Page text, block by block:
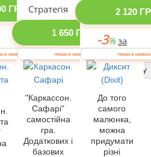
ГРН Стратегія
1 650 ГРН
-3% за
реєстрацію
2 120
-3% за
реєстрацію
Купити одразу
в наявності Немає в наявності
"Каркассон.
Сафарі"
самостійна
гра.
Додаткових і
базових
Немає в
До того
самого
малюнка,
можна
придумати
різні